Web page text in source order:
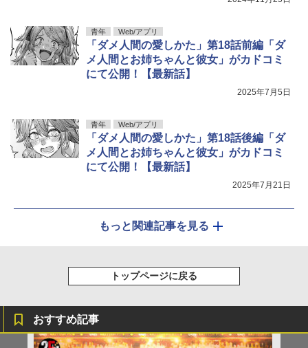
青年 Web/アプリ
「ダメ人間の愛しかた」第18話前編「ダ
メ人間とお姉ちゃんと彼女」がカドコミ
にて公開！【最新話】
2025年7月5日
青年 Web/アプリ
「ダメ人間の愛しかた」第18話後編「ダ
メ人間とお姉ちゃんと彼女」がカドコミ
にて公開！【最新話】
2025年7月21日
もっと関連記事を見る
トップページに戻る
おすすめ記事